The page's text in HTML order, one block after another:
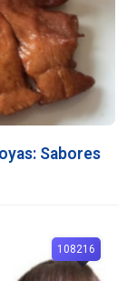
Sabores
108216